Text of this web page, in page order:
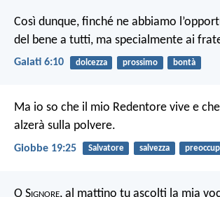
Così dunque, finché ne abbiamo
del bene a tutti, ma specialmente ai
Galati 6:10 dolcezza prossimo bontà
Ma io so che il mio Redentore vive e
alzerà sulla polvere.
Giobbe 19:25 Salvatore salvezza
O Signore, al mattino tu ascolti la mia